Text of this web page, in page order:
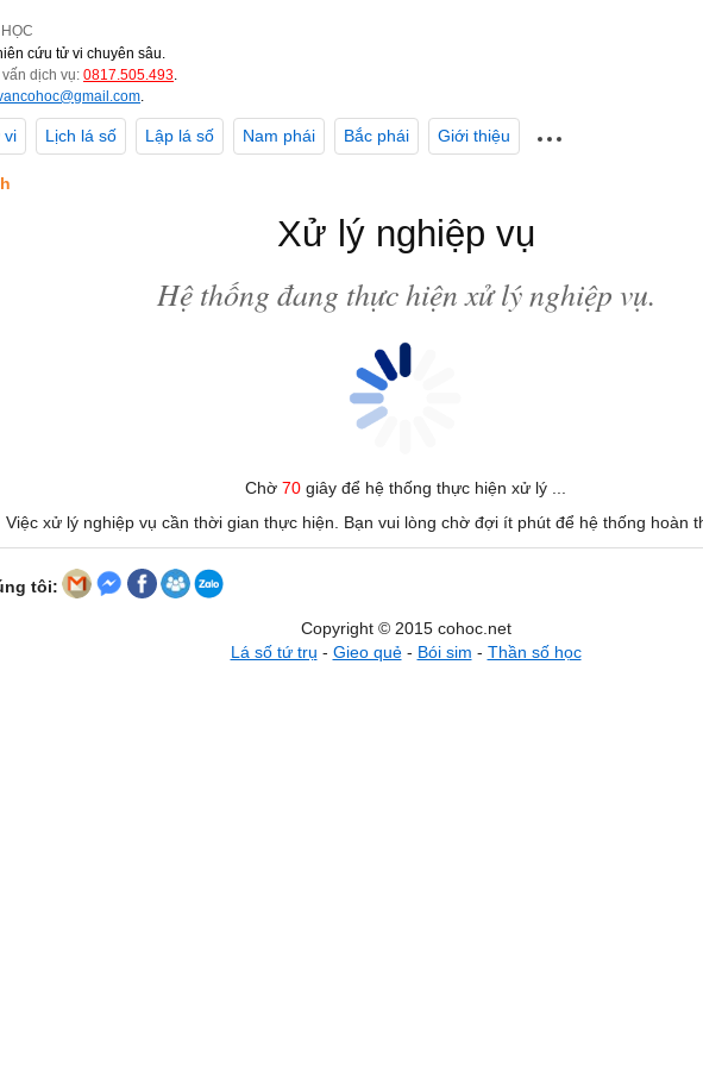
cứu tử vi chuyên sâu.
dịch vụ: 0817.505.493.
.
vi Lịch lá số Lập lá số Nam phái Bắc phái Giới thiệu
Xử lý nghiệp vụ
Hệ thống đang thực hiện xử lý nghiệp vụ.
Chờ 70 giây để hệ thống thực hiện xử lý ...
Việc xử lý nghiệp vụ cần thời gian thực hiện. Bạn vui lòng chờ đợi ít phút để hệ thống hoàn
tôi:
Copyright © 2015 cohoc.net
Lá số tứ trụ - Gieo quẻ- Bói sim - Thần số học